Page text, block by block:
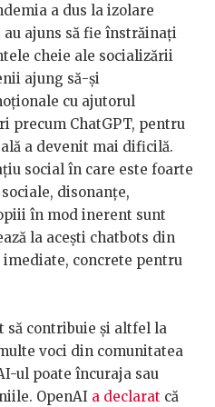
a dus la izolare
ajuns să fie înstrăinați
cheie ale socializării
ajung să-și
cu ajutorul
precum ChatGPT, pentru
a devenit mai dificilă.
social în care este foarte
disonanțe,
în mod inerent sunt
la acești chatbots din
concrete pentru
să contribuie și altfel la
voci din comunitatea
ul poate încuraja sau
OpenAI a declarat că